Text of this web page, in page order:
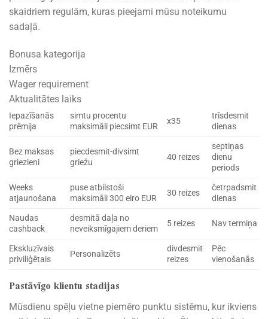
skaidriem regulām, kuras pieejami mūsu noteikumu
sadaļā.
Bonusa kategorija
Izmērs
Wager requirement
Aktualitātes laiks
Iepazīšanās
prēmija
simtu procentu
maksimāli piecsimt EUR
x35
trīsdesmit
dienas
Bez maksas
griezieni
piecdesmit-divsimt
griežu
40 reizes
septiņas
dienu
periods
Weeks
atjaunošana
puse atbilstoši
maksimāli 300 eiro EUR
30 reizes
četrpadsmit
dienas
Naudas
cashback
desmitā daļa no
neveiksmīgajiem deriem
5 reizes Nav termiņa
Ekskluzīvais
priviliģētais
Personalizēts
divdesmit
reizes
Pēc
vienošanās
Pastāvīgo klientu stadijas
Mūsdienu spēļu vietne piemēro punktu sistēmu, kur ikviens